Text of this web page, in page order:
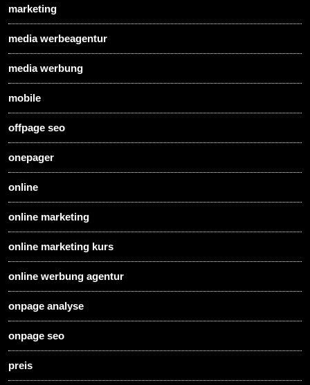
marketing
media werbeagentur
media werbung
mobile
offpage seo
onepager
online
online marketing
online marketing kurs
online werbung agentur
onpage analyse
onpage seo
preis